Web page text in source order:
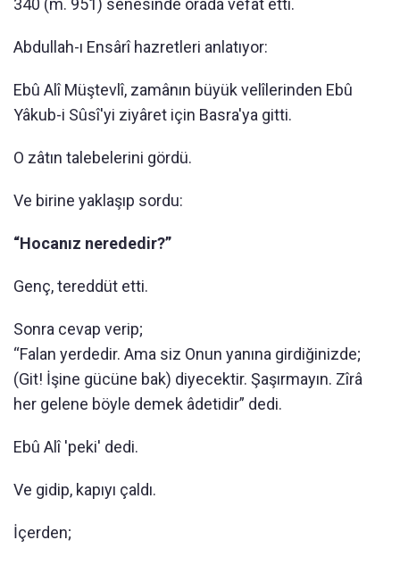
340 (m. 951) senesinde orada vefât etti.
Abdullah-ı Ensârî hazretleri anlatıyor:
Ebû Alî Müştevlî, zamânın büyük velîlerinden Ebû
Yâkub-i Sûsî'yi ziyâret için Basra'ya gitti.
O zâtın talebelerini gördü.
Ve birine yaklaşıp sordu:
“Hocanız nerededir?”
Genç, tereddüt etti.
Sonra cevap verip;
“Falan yerdedir. Ama siz Onun yanına girdiğinizde;
(Git! İşine gücüne bak) diyecektir. Şaşırmayın. Zîrâ
her gelene böyle demek âdetidir” dedi.
Ebû Alî 'peki' dedi.
Ve gidip, kapıyı çaldı.
İçerden;